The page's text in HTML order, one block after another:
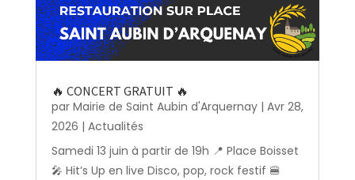
🔥 CONCERT GRATUIT 🔥
par Mairie de Saint Aubin d'Arquernay| Avr 28,
2026 | Actualités
Samedi 13 juin à partir de 19h 📍 Place Boisset
🎤 Hit’s Up en live Disco, pop, rock festif 🍔